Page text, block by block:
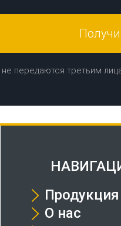
передаются третьим
Продукция
О нас